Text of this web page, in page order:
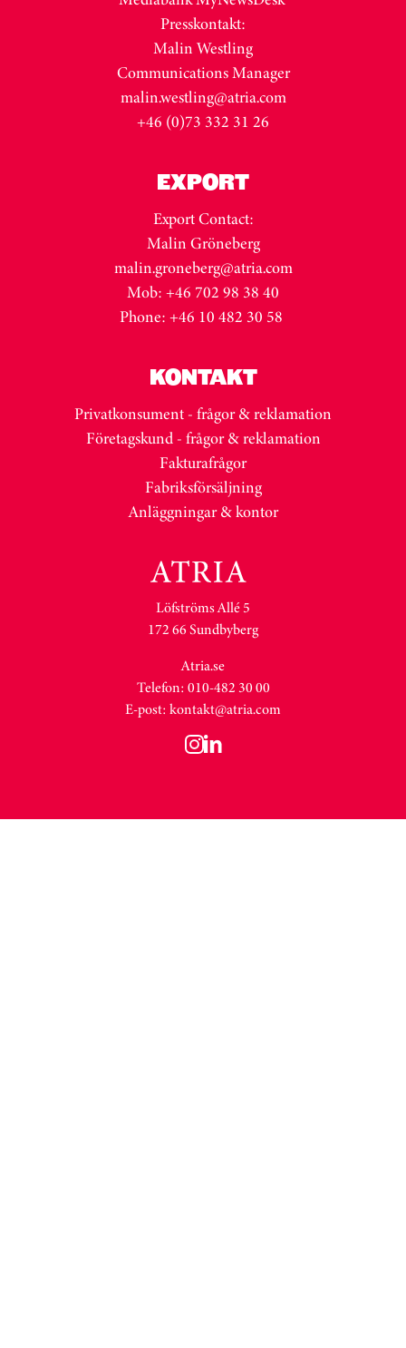
Presskontakt:
Malin Westling
Communications Manager
malin.westling@atria.com
+46 (0)73 332 31 26
EXPORT
Export Contact:
Malin Gröneberg
malin.groneberg@atria.com
Mob: +46 702 98 38 40
Phone: +46 10 482 30 58
KONTAKT
Privatkonsument - frågor & reklamation
Företagskund - frågor & reklamation
Fakturafrågor
Fabriksförsäljning
Anläggningar & kontor
Löfströms Allé 5
172 66 Sundbyberg
Atria.se
Telefon: 010-482 30 00
E-post: kontakt@atria.com